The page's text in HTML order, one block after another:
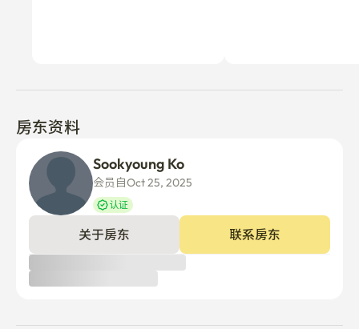
房东资料
Sookyoung Ko
会员自Oct 25, 2025
认证
关于房东 联系房东